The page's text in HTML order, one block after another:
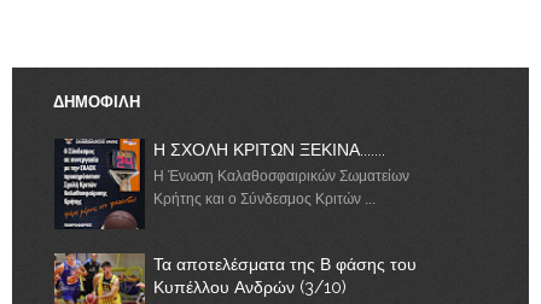
ΔΗΜΟΦΙΛΗ
Η ΣΧΟΛΗ ΚΡΙΤΩΝ ΞΕΚΙΝΑ.......
Η Ένωση Καλαθοσφαιρικών Σωματείων
Κρήτης και ο Σύνδεσμος Κριτών ...
Τα αποτελέσματα της Β φάσης του
Κυπέλλου Ανδρών (3/10)